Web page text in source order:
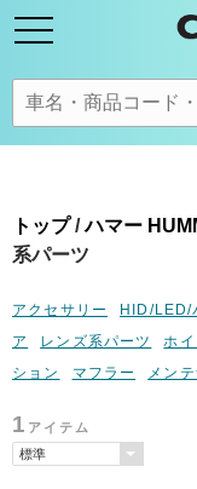
トップ/ハマー
系パーツ
アクセサリー HID/LED/
ア
レンズ系パーツ ホ
ション
マフラー メン
1 アイテム